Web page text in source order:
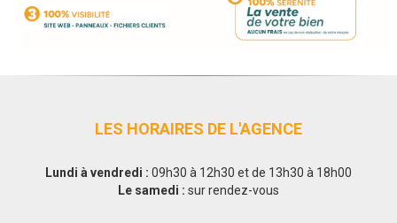
LES HORAIRES DE L'AGENCE
Lundi à vendredi : 09h30 à 12h30 et de 13h30 à 18h00
Le samedi : sur rendez-vous